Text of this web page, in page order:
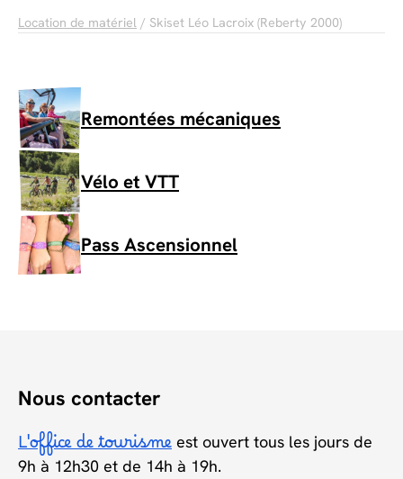
Location de matériel / Skiset Léo Lacroix (Reberty 2000)
Remontées mécaniques
Vélo et VTT
Pass Ascensionnel
Nous contacter
L'office de tourisme est ouvert tous les jours de
9h à 12h30 et de 14h à 19h.